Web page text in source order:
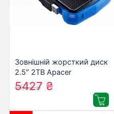
Зовнішній жорсткий диск
2.5″ 2TB Apacer
(AP2TBAC631U-1)
6574₴
5427 ₴